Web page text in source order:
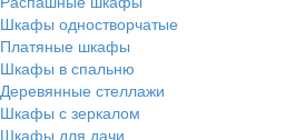
Шкафы одностворчатые
Платяные шкафы
Шкафы в спальню
Деревянные стеллажи
Шкафы с зеркалом
Шкафы для дачи